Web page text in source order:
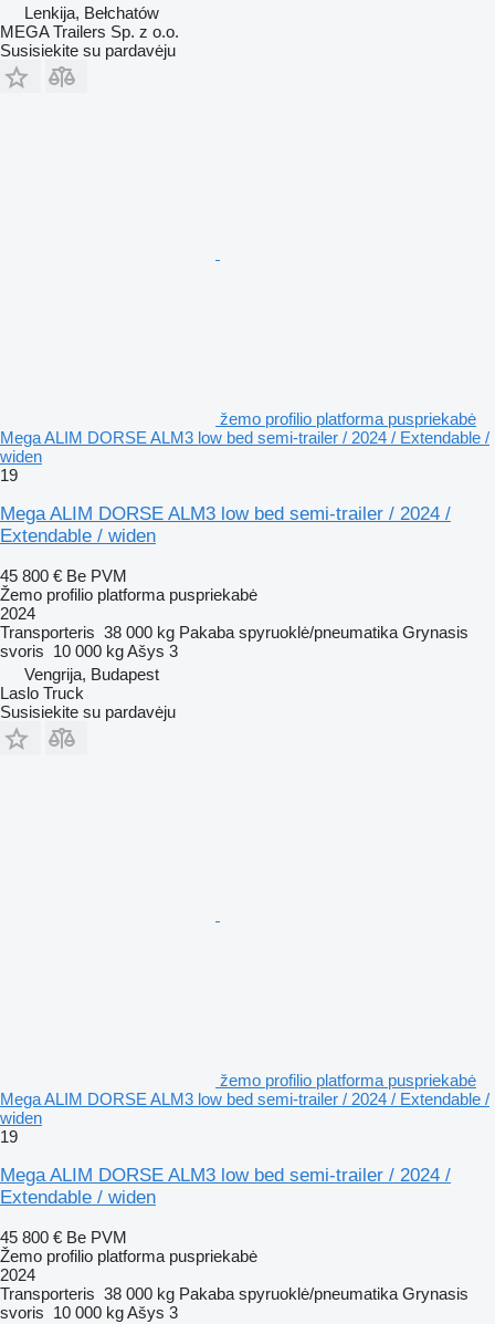
Lenkija, Bełchatów
MEGA Trailers Sp. z o.o.
Susisiekite su pardavėju
žemo profilio platforma puspriekabė
Mega ALIM DORSE ALM3 low bed semi-trailer / 2024 / Extendable /
widen
19
Mega ALIM DORSE ALM3 low bed semi-trailer / 2024 /
Extendable / widen
45 800 € Be PVM
Žemo profilio platforma puspriekabė
2024
Transporteris 38 000 kg Pakaba spyruoklė/pneumatika Grynasis
svoris 10 000 kgAšys 3
Vengrija, Budapest
Laslo Truck
Susisiekite su pardavėju
žemo profilio platforma puspriekabė
Mega ALIM DORSE ALM3 low bed semi-trailer / 2024 / Extendable /
widen
19
Mega ALIM DORSE ALM3 low bed semi-trailer / 2024 /
Extendable / widen
45 800 € Be PVM
Žemo profilio platforma puspriekabė
2024
Transporteris 38 000 kg Pakaba spyruoklė/pneumatika Grynasis
svoris 10 000 kgAšys 3